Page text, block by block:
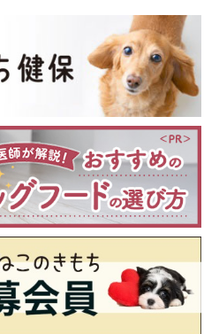
の中には絶対入らない！』という感
行ったら注射される、というのがわ